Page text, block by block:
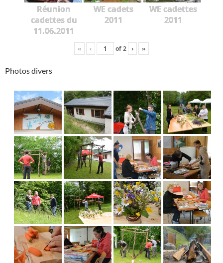
Réunion
cadettes du
11.06.2011
WE cadets
2011
WE cadettes
2011
« ‹ of2 › »
Photos divers